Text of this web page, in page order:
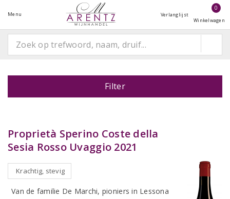
Menu Verlanglijst
0
Winkelwagen
Filter
Proprietà Sperino Coste della
Sesia Rosso Uvaggio 2021
Krachtig, stevig
Van de familie De Marchi, pioniers in Lessona